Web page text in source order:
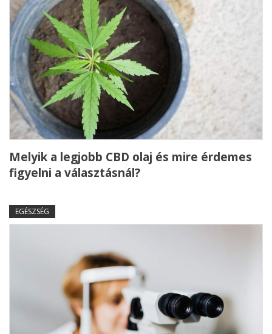
Melyik a legjobb CBD olaj és mire érdemes
figyelni a választásnál?
EGÉSZSÉG